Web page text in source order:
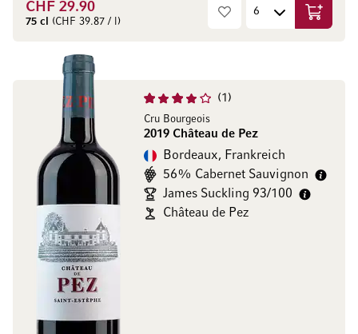
CHF 29.90
75 cl (CHF 39.87 / l) In den
1
Cru Bourgeois
2019 Château de Pez
Bordeaux, Frankreich
56% Cabernet Sauvignon
James Suckling 93/100
Château de Pez